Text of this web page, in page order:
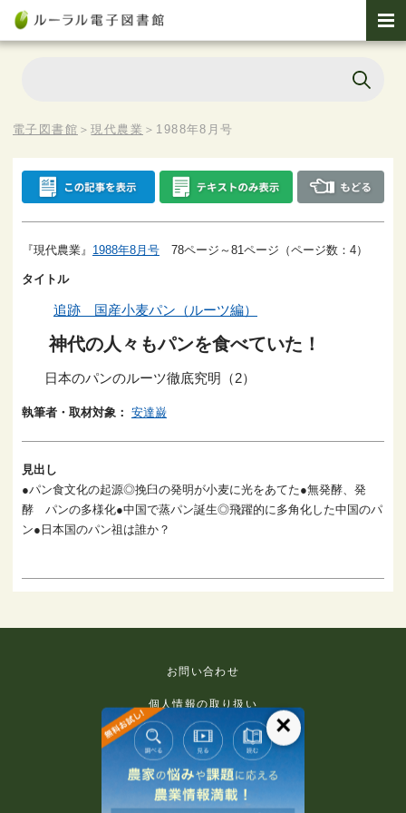
電子図書館 ＞現代農業 ＞ 1988年8月号
『現代農業』 1988年8月号 78ページ～81ページ（ページ数：4）
タイトル
追跡 国産小麦パン（ルーツ編）
神代の人々もパンを食べていた！
日本のパンのルーツ徹底究明（2）
執筆者・取材対象： 安達巌
見出し
●パン食文化の起源◎挽臼の発明が小麦に光をあてた●無発酵、発
酵 パンの多様化●中国で蒸パン誕生◎飛躍的に多角化した中国のパ
ン●日本国のパン祖は誰か？
お問い合わせ
個人情報の取り扱い
免責事項
利用規約
推奨環境
×